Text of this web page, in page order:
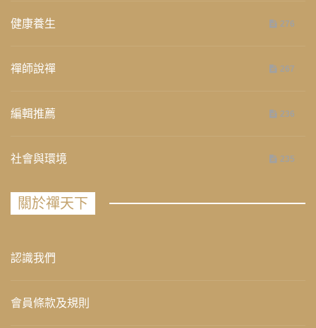
健康養生 276
禪師說禪 267
編輯推薦 236
社會與環境 235
關於禪天下
認識我們
會員條款及規則